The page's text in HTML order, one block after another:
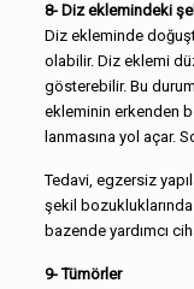
8- Diz eklemindeki
Diz ekleminde
olabilir. Diz eklemi
gösterebilir. Bu
ekleminin erkenden
lanmasına yol açar.
Tedavi, egzersiz
şekil
bazende yardımcı
9- Tümörler